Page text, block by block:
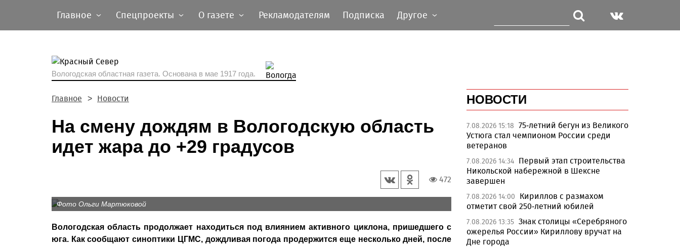
Главное Спецпроекты О газете Рекламодателям Подписка Другое
Вологодская областная газета. Основана в мае 1917 года.
Главное Новости
На смену дождям в Вологодскую область
идет жара до +29 градусов
472
Фото Ольги Мартюковой
Вологодская область продолжает находиться под влиянием активного циклона, пришедшего с
юга. Как сообщают синоптики ЦГМС, дождливая погода продержится еще несколько дней, после
НОВОСТИ
7.08.2026 15:18 75-летний бегун из Великого
Устюга стал чемпионом России среди
ветеранов
7.08.2026 14:34 Первый этап строительства
Никольской набережной в Шексне
завершен
7.08.2026 14:00
Кириллов с размахом
отметит свой 250-летний юбилей
7.08.2026 13:35 Знак столицы «Серебряного
ожерелья России» Кириллову вручат на
Дне города